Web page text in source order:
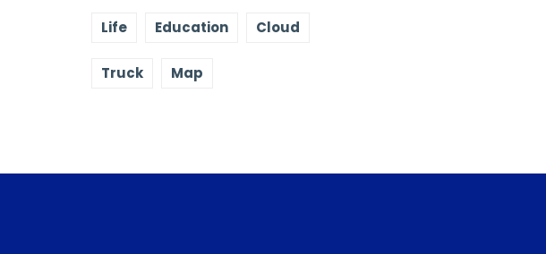
Cloud
Education
Life
Map
Truck